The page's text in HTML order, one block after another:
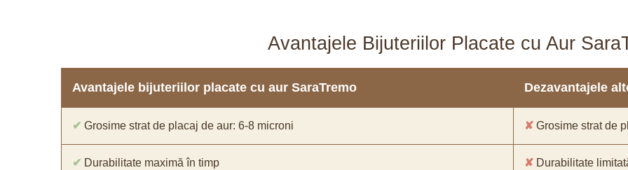
Avantajele Bijuteriilor Placate cu Aur
Avantajele bijuteriilor placate cu aur SaraTremo Dezavantajele
✔ Grosime strat de placaj de aur: 6-8 microni ✘ Grosime strat de
✔ Durabilitate maximă în timp ✘ Durabilitate